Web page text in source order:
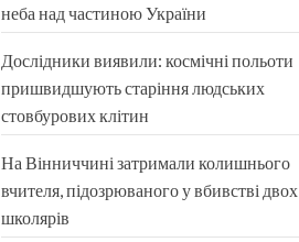
неба над частиною України
Дослідники виявили: космічні польоти
пришвидшують старіння людських
стовбурових клітин
На Вінниччині затримали колишнього
вчителя, підозрюваного у вбивстві двох
школярів